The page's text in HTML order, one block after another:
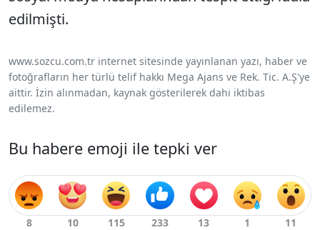
edilmişti.
www.sozcu.com.tr internet sitesinde yayınlanan yazı, haber ve
fotoğrafların her türlü telif hakkı Mega Ajans ve Rek. Tic. A.Ş'ye
aittir. İzin alınmadan, kaynak gösterilerek dahi iktibas
edilemez.
Bu habere emoji ile tepki ver